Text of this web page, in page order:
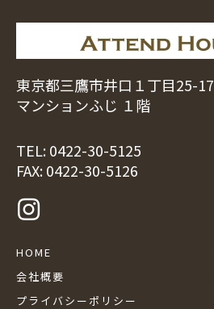
東京都三鷹市井口１丁目25-17
マンションふじ １階
TEL:0422-30-5125
FAX: 0422-30-5126
HOME
会社概要
プライバシーポリシー